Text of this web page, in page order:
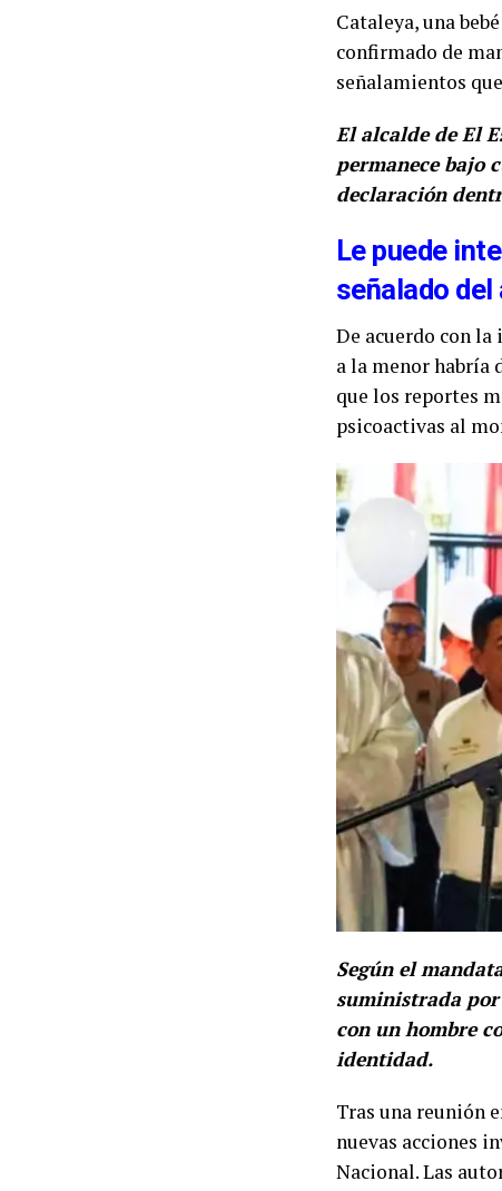
Cataleya, una
confirmado de
señalamientos
El alcalde de El
permanece bajo
declaración
Le puede
señalado
De acuerdo con
a la menor habría
que los reportes
psicoactivas al
Según el
suministrada
con un hombre
identidad.
Tras una reunión
nuevas acciones
Nacional. Las